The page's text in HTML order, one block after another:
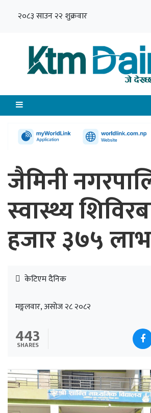
२०८३ साउन २२ शुक्रवार
जैमिनी
स्वास्थ्य
हजार ३७५
केटिएम दैनिक
मङ्गलवार, असोज २८ २०८२
443
SHARES